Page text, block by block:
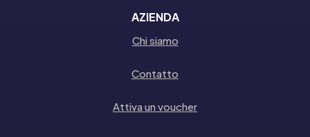
AZIENDA
Chi siamo
Contatto
Attiva un voucher